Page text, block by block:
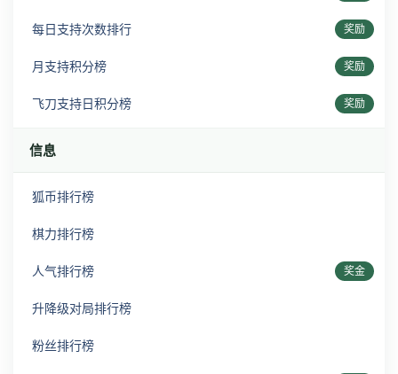
每日支持次数排行 奖励
月支持积分榜 奖励
飞刀支持日积分榜 奖励
信息
狐币排行榜
棋力排行榜
人气排行榜 奖金
升降级对局排行榜
粉丝排行榜